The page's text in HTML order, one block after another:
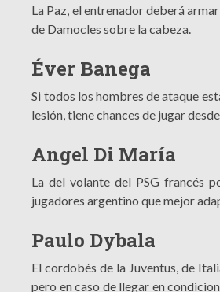
La Paz, el entrenador deberá
de Damocles sobre la cabeza.
Éver Banega
Si todos los hombres de ataque
lesión, tiene chances de jugar
Angel Di María
La del volante del PSG francés
jugadores argentino que mejor
Paulo Dybala
El cordobés de la Juventus, de
pero en caso de llegar en